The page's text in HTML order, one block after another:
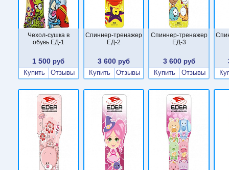
Чехол-сушка в
обувь ЕД-1
1 500 руб
Купить
Отзывы
Cпиннер-тренажер
ЕД-2
3 600 руб
Купить
Отзывы
Cпиннер-тренажер
ЕД-3
3 600руб
Купить
Отзывы